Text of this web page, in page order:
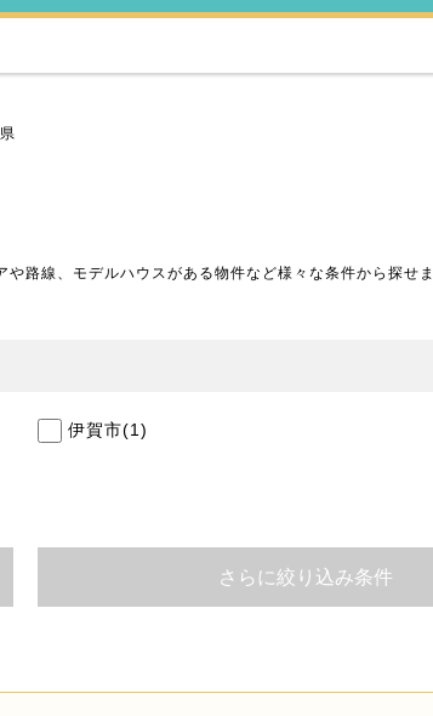
路線、モデルハウスがある物件など様々な条件から探せ
伊賀市(1)
さらに絞り込み条件